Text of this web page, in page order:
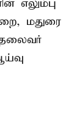
எலும்பு
மதுரை
தலைவர்